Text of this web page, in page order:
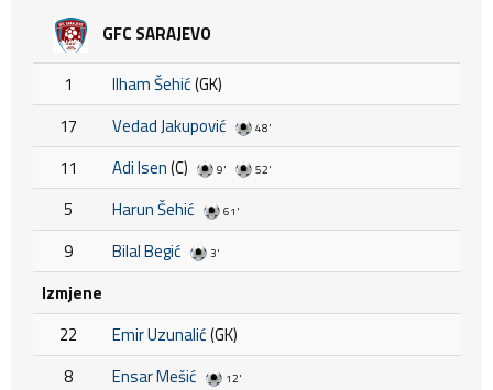
GFC SARAJEVO
1 Ilham Šehić(GK)
17
Vedad Jakupović 48'
11 Adi Isen(C) 9' 52'
5 Harun Šehić 61'
9 Bilal Begić 3'
Izmjene
22
Emir Uzunalić(GK)
8
Ensar Mešić 12'